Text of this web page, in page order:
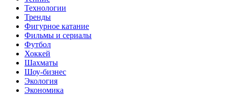
Технологии
Тренды
Фигурное катание
Фильмы и сериалы
Футбол
Хоккей
Шахматы
Шоу-бизнес
Экология
Экономика